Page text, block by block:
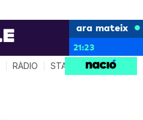
ara mateix
21:23
RÀDIO STAR SYSTEM